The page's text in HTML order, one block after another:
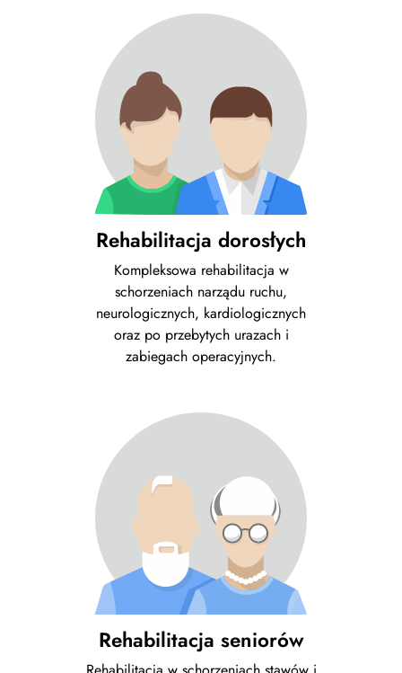
Rehabilitacja dorosłych
Kompleksowa rehabilitacja w
schorzeniach narządu ruchu,
neurologicznych, kardiologicznych
oraz po przebytych urazach i
zabiegach operacyjnych.
Rehabilitacja seniorów